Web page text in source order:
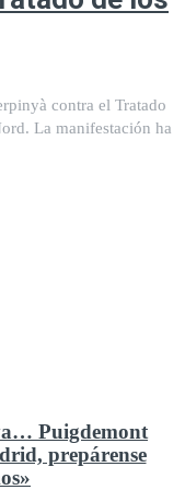
contra el Tratado
La manifestación ha
Puigdemont
prepárense